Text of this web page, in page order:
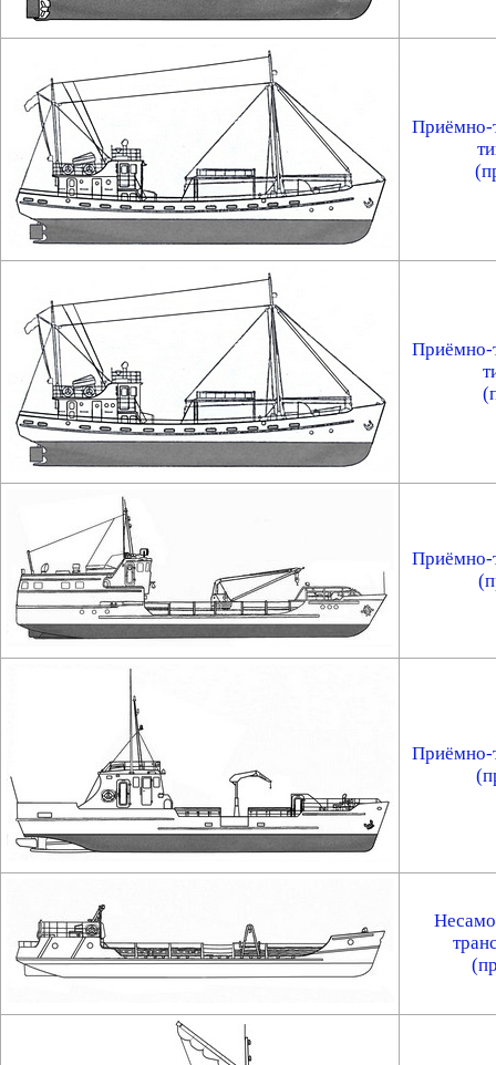
Приёмно-
Приёмно-
Приёмно-
Приёмно-